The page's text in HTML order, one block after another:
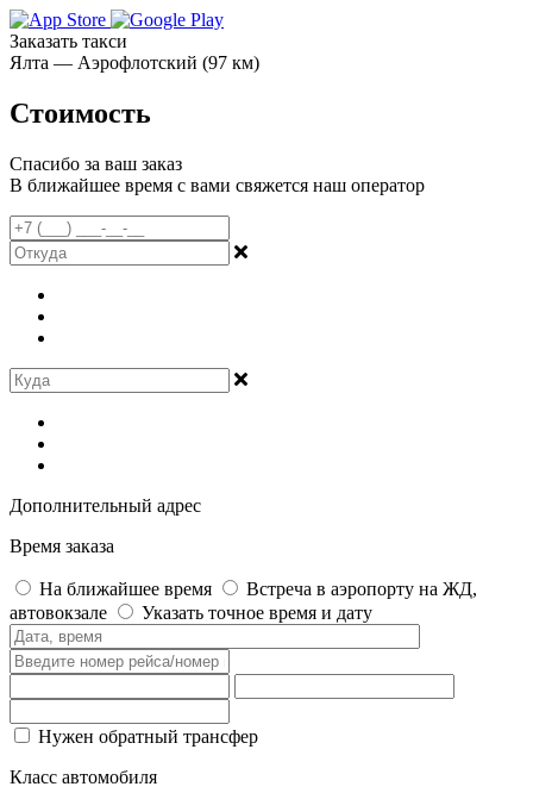
Заказать такси
Ялта — Аэрофлотский (97 км)
Стоимость
Спасибо за ваш заказ
В ближайшее время с вами свяжется наш оператор
Дополнительный адрес
Время заказа
На ближайшее время
Встреча в аэропорту на ЖД,
автовокзале
Указать точное время и дату
Нужен обратный трансфер
Класс автомобиля